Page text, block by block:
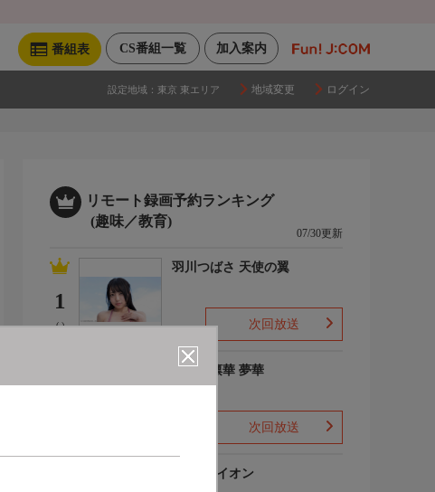
加入案内
CS番組一覧
番組表
設定地域： 東京 東エリア 地域変更 ログイン
リモート録画予約ランキング
(趣味／教育)
07/30更新
1
(-)
羽川つばさ 天使の翼
次回放送
ゆめの凛華 夢華
次回放送
3月のライオン